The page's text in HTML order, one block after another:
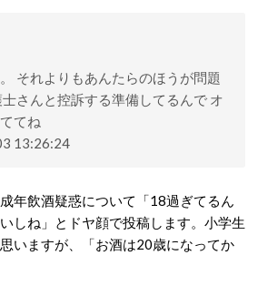
それよりもあんたらのほうが問題
さんと控訴する準備してるんで オ
てね
13:26:24
年飲酒疑惑について「18過ぎてるん
しね」とドヤ顔で投稿します。小学生
いますが、「お酒は20歳になってか